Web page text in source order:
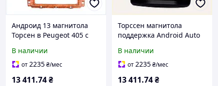
Андроид 13 магнитола
Торсен в Peugeot 405 с
877B9508E
В наличии
от2235₴/мес
13 411.74₴
Торссен магнитола
поддержка Android Auto
XC87E79450
В наличии
от2235₴/мес
13 411.74₴